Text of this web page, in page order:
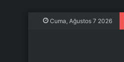
Cuma, Ağustos 7 2026